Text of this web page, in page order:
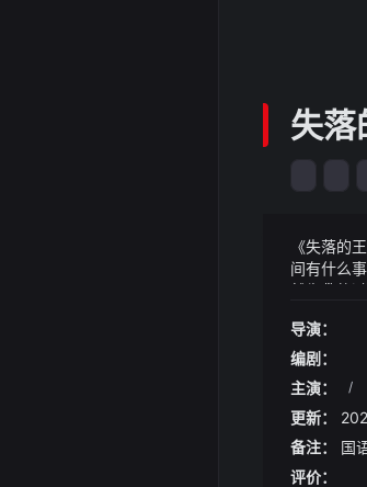
失落
《失落的
间有什么
然不容易
或其他保
《失落的王
每年夏天
018 年春
就放出了
键被移除
会继续延
6）或将采用彩色 黑白的双摄方案前置 1600 万像素镜头（三星
来李静
首发2024-
就报名费
品寄送至
导演：
编剧：
主演：
/
更新：
备注：
国
评价：